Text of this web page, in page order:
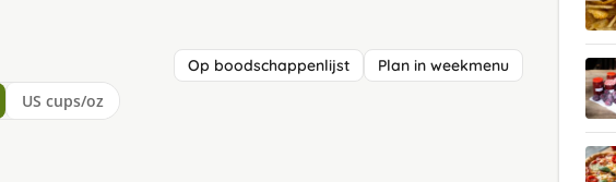
Op boodschappenlijst Plan in weekmenu
US cups/oz